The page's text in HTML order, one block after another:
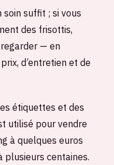
suffit ; si vous
des frisottis,
regarder — en
d’entretien et de
étiquettes et des
utilisé pour vendre
à quelques euros
plusieurs centaines.